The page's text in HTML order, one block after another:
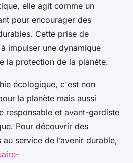
elle agit comme un
pour encourager des
Cette prise de
impulser une dynamique
la protection de la planète.
écologique, c'est non
la planète mais aussi
responsable et avant-gardiste
Pour découvrir des
service de l’avenir durable,